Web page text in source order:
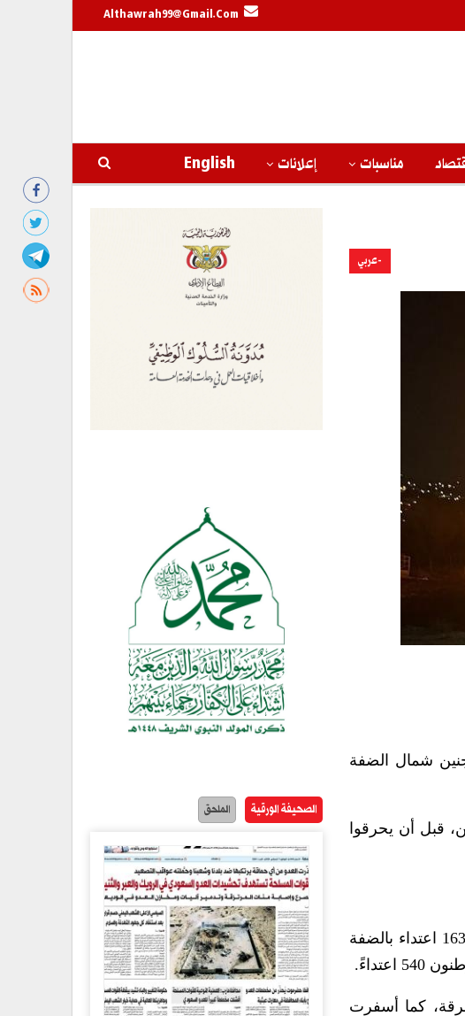
Althawrah99@gmail.com
مناسبات إعلانات English
-عربي
شمال الضفة
قبل أن يحرقوا
ووثقت هيئة مقاومة الجدار والاستيطان، تنفيذ جيش العدو الإسرائيلي والمستوطنون ما مجموعه 1637 اعتداء بالضفة
للممتلكات، و80 عملية مصادرة وسرقة، كما أسفرت
الصحيفة الورقية الملحق